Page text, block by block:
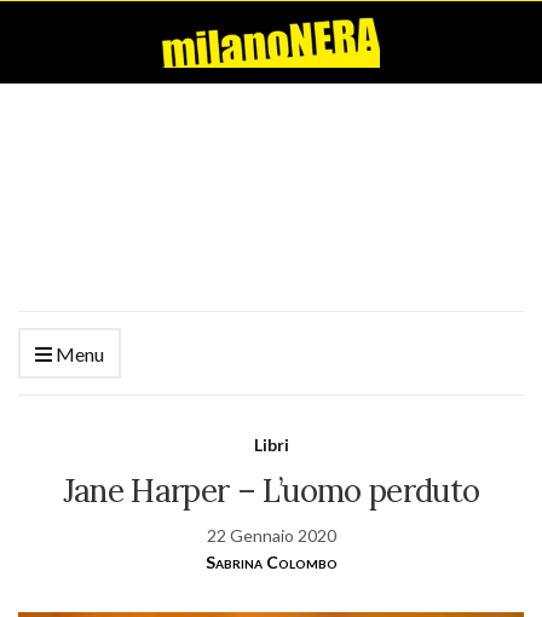
Menu
Libri
Jane Harper – L’uomo perduto
22 Gennaio 2020
Sabrina Colombo